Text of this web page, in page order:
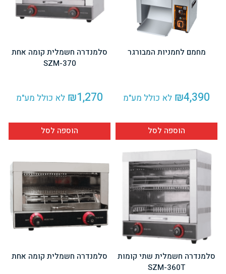
מחמם לחמניות המבורגר
₪4,390 לא כולל מע"מ
הוספה לסל
סלמנדרה חשמלית קומה אחת
SZM-370
₪1,270 לא כולל מע"מ
הוספה לסל
סלמנדרה חשמלית שתי קומות
SZM-360T
סלמנדרה חשמלית קומה אחת